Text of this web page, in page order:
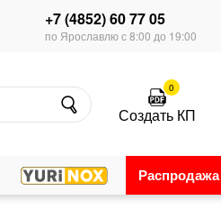
+7 (4852) 60 77 05
по Ярославлю с 8:00 до 19:00
0
Создать КП
Распродажа